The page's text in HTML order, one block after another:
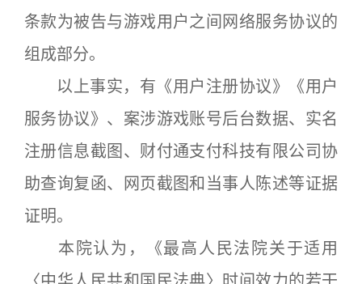
条款为被告与游戏用户之间网络服务协议的
组成部分。
以上事实，有《用户注册协议》《用户
服务协议》、案涉游戏账号后台数据、实名
注册信息截图、财付通支付科技有限公司协
助查询复函、网页截图和当事人陈述等证据
证明。
本院认为，《最高人民法院关于适用